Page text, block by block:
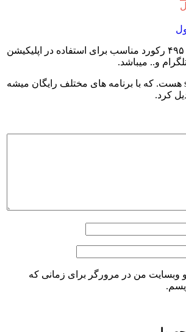
دیتابیس فال حافظ با ۴۹۵ رکورد مناسب برای استفاده در اپلیکیشن
و.. میباشد.
پسوند این دیتابیس sql هست. که با برنامه های مختلف رایگان میشه
کرد.
و وبسایت من در مرورگر برای زمانی که